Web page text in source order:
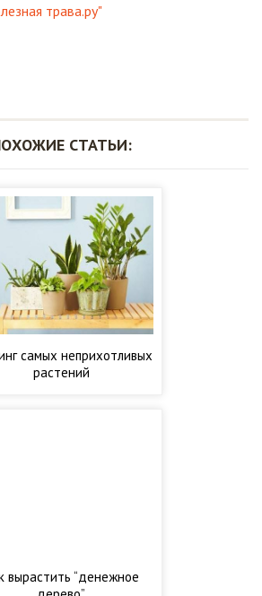
трава.ру"
СТАТЬИ:
самых неприхотливых
растений
вырастить “денежное